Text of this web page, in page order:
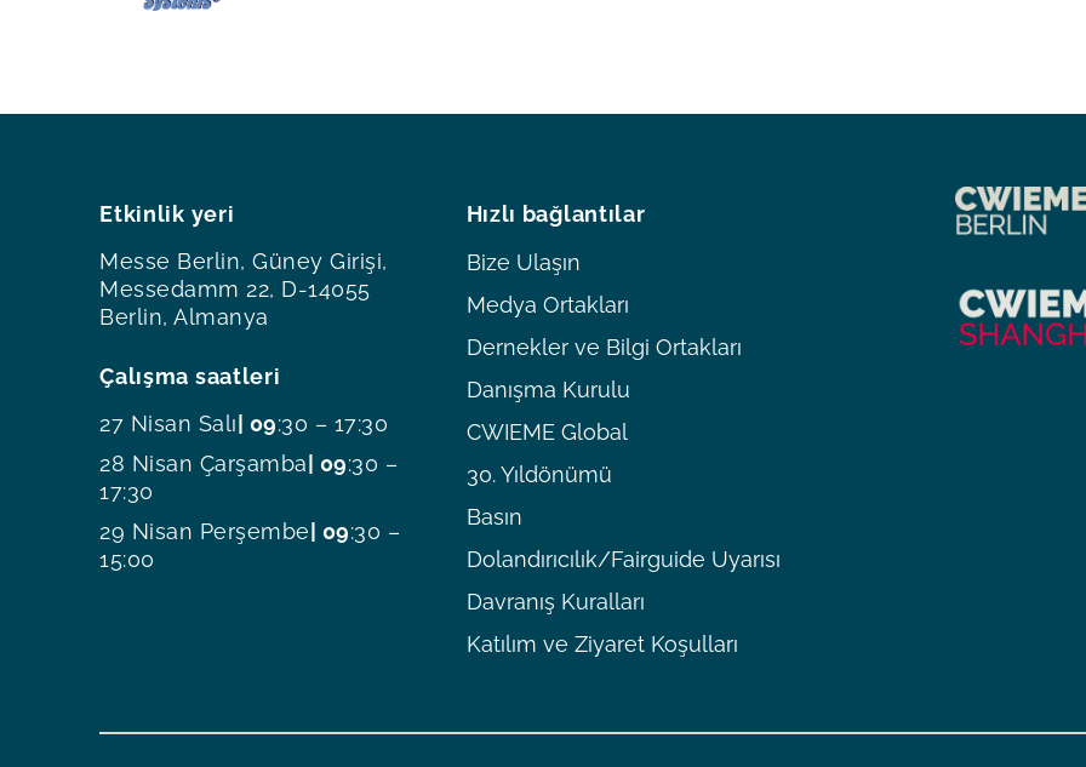
Etkinlik yeri
Messe Berlin, Güney Girişi,
Messedamm 22, D-14055
Berlin, Almanya
Çalışma saatleri
27 Nisan Salı | 09:30 – 17:30
28 Nisan Çarşamba | 09:30 –
17:30
29 Nisan Perşembe | 09:30 –
15:00
Hızlı bağlantılar
Bize Ulaşın
Medya Ortakları
Dernekler ve Bilgi Ortakları
Danışma Kurulu
CWIEME Global
30. Yıldönümü
Basın
Dolandırıcılık/Fairguide Uyarısı
Davranış Kuralları
Katılım ve Ziyaret Koşulları